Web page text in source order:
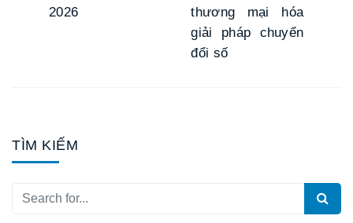
2026
thương mại hóa
giải pháp chuyển
đổi số
TÌM KIẾM